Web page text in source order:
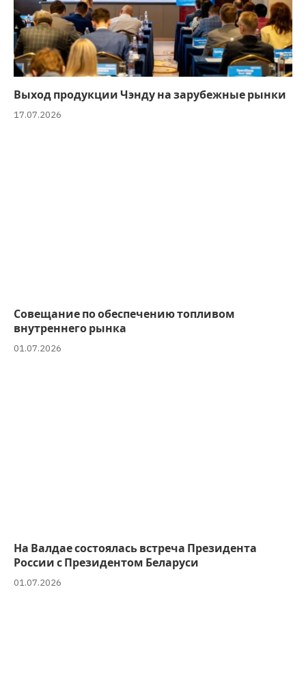
Выход продукции Чэнду на зарубежные рынки
17.07.2026
Совещание по обеспечению топливом
внутреннего рынка
01.07.2026
На Валдае состоялась встреча Президента
России с Президентом Беларуси
01.07.2026